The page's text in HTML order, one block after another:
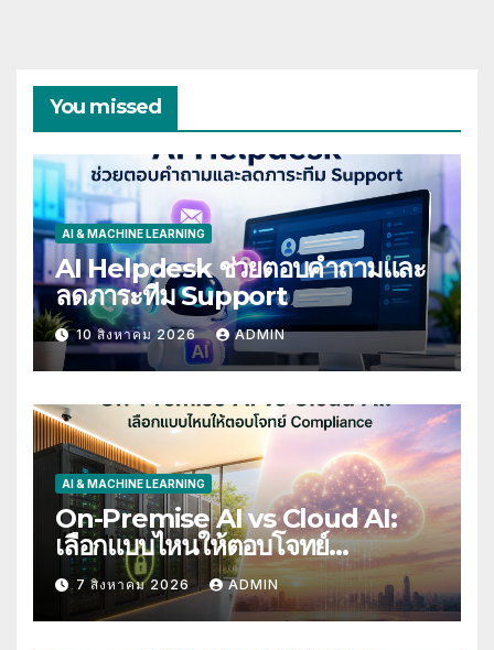
You missed
AI & MACHINE LEARNING
AI Helpdesk ช่วยตอบคำถามและ
ลดภาระทีม Support
10 สิงหาคม 2026 ADMIN
AI & MACHINE LEARNING
On-Premise AI vs Cloud AI:
เลือกแบบไหนให้ตอบโจทย์
Compliance
7 สิงหาคม 2026 ADMIN